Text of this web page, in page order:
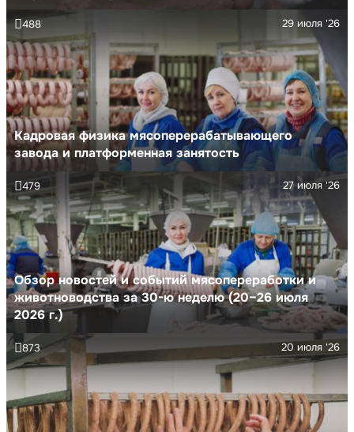
Кадровая физика мясоперерабатывающего
завода и платформенная занятость
29 июля '26
488
Обзор новостей и событий мясопереработки и
животноводства за 30-ю неделю (20–26 июля
2026 г.)
27 июля '26
479
20 июля '26
873